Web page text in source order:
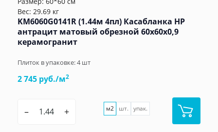
Вес: 29.69 кг
KM6060G0141R (1.44м 4пл) Касабланка HP
антрацит матовый обрезной 60x60x0,9
керамогранит
Плиток в упаковке:4шт
2 745 руб./м2
– + м2 шт. упак.